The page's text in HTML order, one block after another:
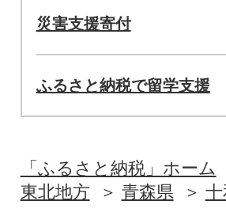
災害支援寄付
ふるさと納税で留学支援
「ふるさと納税」ホーム
東北地方
青森県